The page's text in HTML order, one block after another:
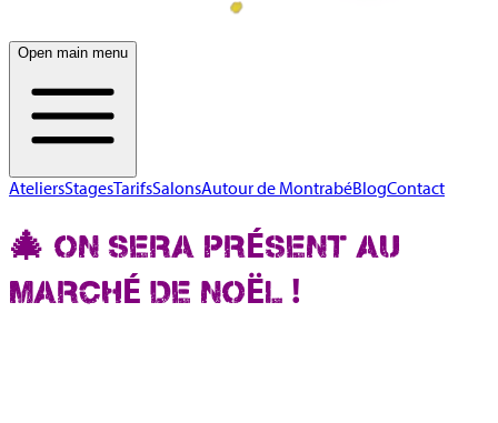
Open main menu
AteliersStagesTarifsSalonsAutour de MontrabéBlogContact
🎄 ON SERA PRÉSENT AU
MARCHÉ DE NOËL !